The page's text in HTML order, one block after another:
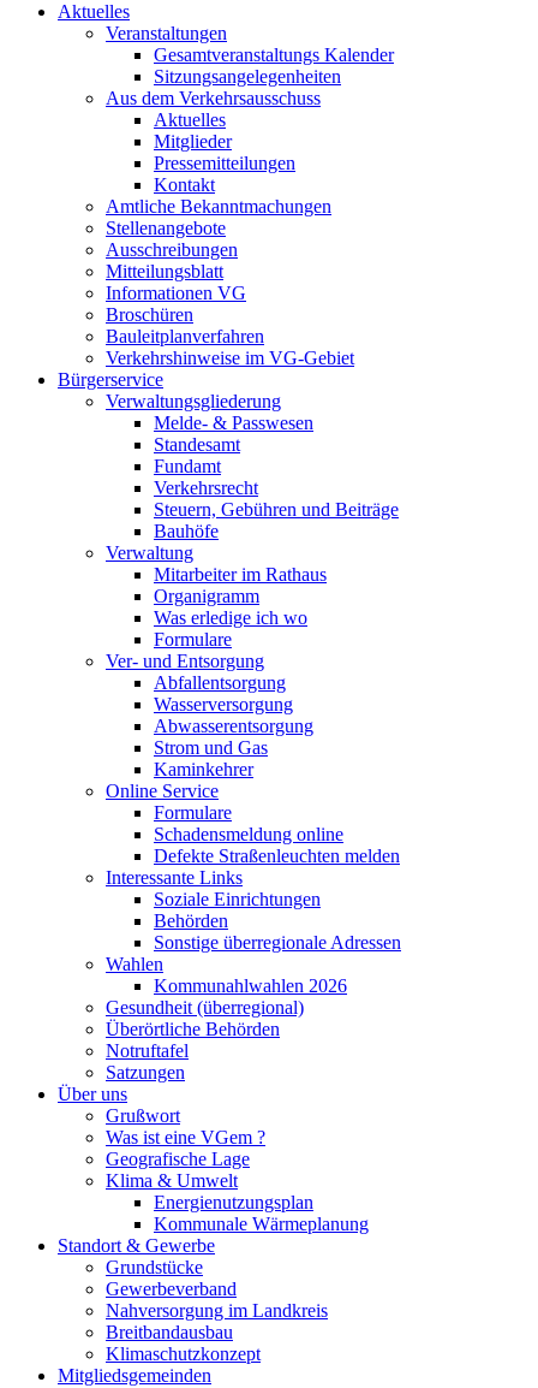
Aktuelles
Veranstaltungen
Gesamtveranstaltungs Kalender
Sitzungsangelegenheiten
Aus dem Verkehrsausschuss
Aktuelles
Mitglieder
Pressemitteilungen
Kontakt
Amtliche Bekanntmachungen
Stellenangebote
Ausschreibungen
Mitteilungsblatt
Informationen VG
Broschüren
Bauleitplanverfahren
Verkehrshinweise im VG-Gebiet
Bürgerservice
Verwaltungsgliederung
Melde- & Passwesen
Standesamt
Fundamt
Verkehrsrecht
Steuern, Gebühren und Beiträge
Bauhöfe
Verwaltung
Mitarbeiter im Rathaus
Organigramm
Was erledige ich wo
Formulare
Ver- und Entsorgung
Abfallentsorgung
Wasserversorgung
Abwasserentsorgung
Strom und Gas
Kaminkehrer
Online Service
Formulare
Schadensmeldung online
Defekte Straßenleuchten melden
Interessante Links
Soziale Einrichtungen
Behörden
Sonstige überregionale Adressen
Wahlen
Kommunahlwahlen 2026
Gesundheit (überregional)
Überörtliche Behörden
Notruftafel
Satzungen
Über uns
Grußwort
Was ist eine VGem ?
Geografische Lage
Klima & Umwelt
Energienutzungsplan
Kommunale Wärmeplanung
Standort & Gewerbe
Grundstücke
Gewerbeverband
Nahversorgung im Landkreis
Breitbandausbau
Klimaschutzkonzept
Mitgliedsgemeinden